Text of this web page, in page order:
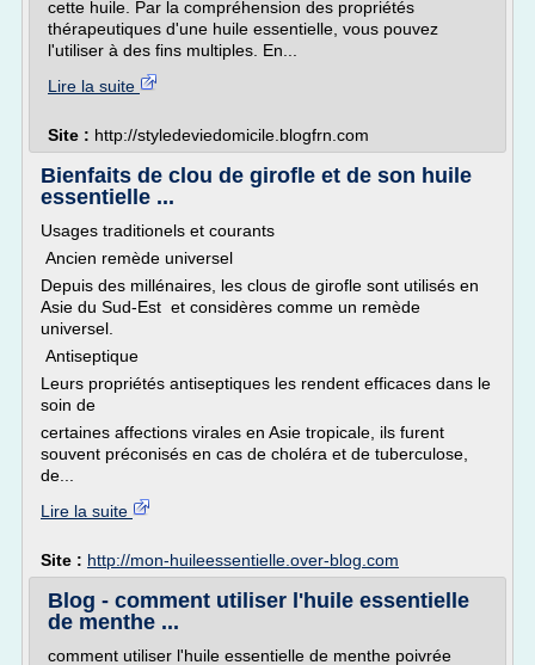
cette huile. Par la compréhension des propriétés
thérapeutiques d'une huile essentielle, vous pouvez
l'utiliser à des fins multiples. En...
Lire la suite
Site : http://styledeviedomicile.blogfrn.com
Bienfaits de clou de girofle et de son huile
essentielle ...
Usages traditionels et courants
Ancien remède universel
Depuis des millénaires, les clous de girofle sont utilisés en
Asie du Sud-Est et considères comme un remède
universel.
Antiseptique
Leurs propriétés antiseptiques les rendent efficaces dans le
soin de
certaines affections virales en Asie tropicale, ils furent
souvent préconisés en cas de choléra et de tuberculose,
de...
Lire la suite
Site : http://mon-huileessentielle.over-blog.com
Blog - comment utiliser l'huile essentielle
de menthe ...
comment utiliser l'huile essentielle de menthe poivrée